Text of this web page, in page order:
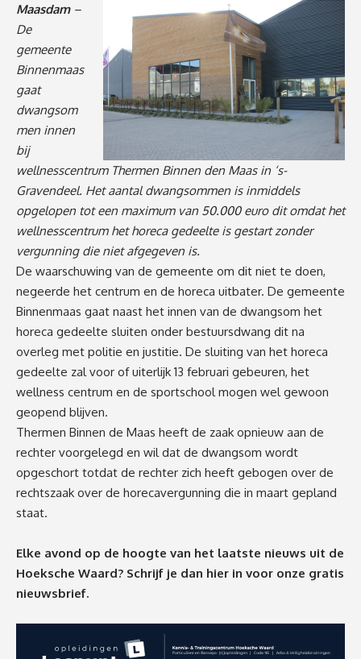
Maasdam–
De
gemeente
Binnenmaas
gaat
dwangsom
men innen
bij
wellnesscentrum Thermen Binnen den Maas in ‘s-
Gravendeel. Het aantal dwangsommen is inmiddels
opgelopen tot een maximum van 50.000 euro dit omdat het
wellnesscentrum het horeca gedeelte is gestart zonder
vergunning die niet afgegeven is.
De waarschuwing van de gemeente om dit niet te doen,
negeerde het centrum en de horeca uitbater. De gemeente
Binnenmaas gaat naast het innen van de dwangsom het
horeca gedeelte sluiten onder bestuursdwang dit na
overleg met politie en justitie. De sluiting van het horeca
gedeelte zal voor of uiterlijk 13 februari gebeuren, het
wellness centrum en de sportschool mogen wel gewoon
geopend blijven.
Thermen Binnen de Maas heeft de zaak opnieuw aan de
rechter voorgelegd en wil dat de dwangsom wordt
opgeschort totdat de rechter zich heeft gebogen over de
rechtszaak over de horecavergunning die in maart gepland
staat.
Elke avond op de hoogte van het laatste nieuws uit de
Hoeksche Waard? Schrijf je dan hier in voor onze gratis
nieuwsbrief.